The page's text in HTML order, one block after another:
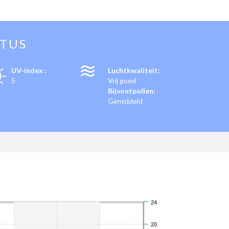
UV-index :
5
Luchtkwaliteit:
Vrij goed
Bijvoetpollen:
Gemiddeld
20
24